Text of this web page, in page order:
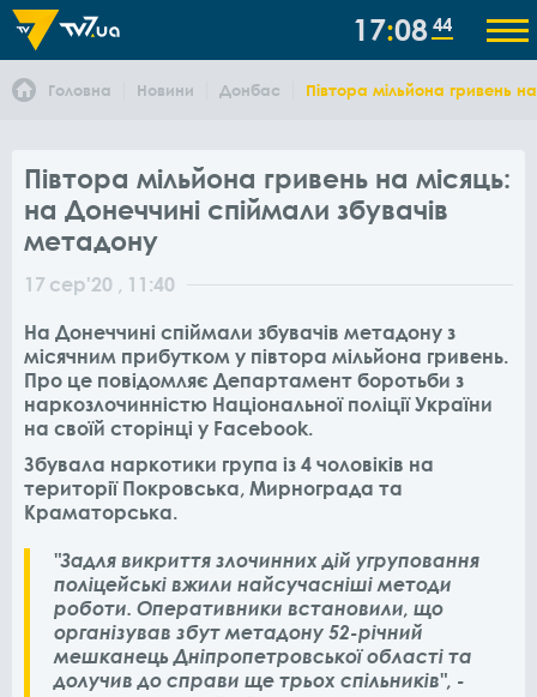
17 08 44
Головна Новини Донбас Півтора мільйона гривень
Півтора мільйона гривень на місяць:
на Донеччині спіймали збувачів
метадону
17 сер'20 , 11:40
На Донеччині спіймали збувачів метадону з
місячним прибутком у півтора мільйона гривень.
Про це повідомляє Департамент боротьби з
наркозлочинністю Національної поліції України
на своїй сторінці у Facebook.
Збувала наркотики група із 4 чоловіків на
території Покровська, Мирнограда та
Краматорська.
"Задля викриття злочинних дій угруповання
поліцейські вжили найсучасніші методи
роботи. Оперативники встановили, що
організував збут метадону 52-річний
мешканець Дніпропетровської області та
долучив до справи ще трьох спільників", -